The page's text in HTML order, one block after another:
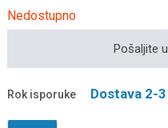
Nedostupno
Pošaljite
Rok isporuke Dostava 2-